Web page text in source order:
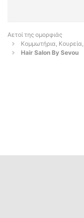
Αετοί της ομορφιάς
Κομμωτήρια,
Hair Salon By Sevou